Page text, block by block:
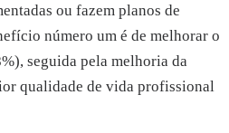
ou fazem planos de
número um é de melhorar o
seguida pela melhoria da
qualidade de vida profissional